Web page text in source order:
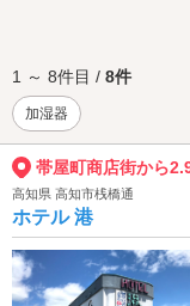
1 ～ 8件目 / 8件
加湿器
帯屋町商店街から
高知県 高知市桟橋通
ホテル 港